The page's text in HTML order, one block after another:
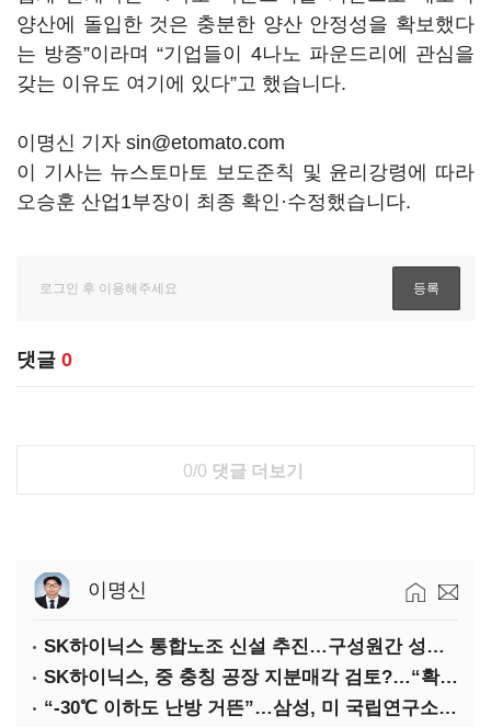
양산에 돌입한 것은 충분한 양산 안정성을 확보했다
는 방증”이라며 “기업들이 4나노 파운드리에 관심을
갖는 이유도 여기에 있다”고 했습니다.
이명신 기자 sin@etomato.com
이 기사는 뉴스토마토 보도준칙 및 윤리강령에 따라
오승훈 산업1부장이 최종 확인·수정했습니다.
댓글 0
0/0 댓글 더보기
이명신
SK하이닉스 통합노조 신설 추진…구성원간 성과급 불만 확산
SK하이닉스, 중 충칭 공장 지분매각 검토?…“확정된 바 없어”
“-30℃ 이하도 난방 거뜬”…삼성, 미 국립연구소와 개발 협력